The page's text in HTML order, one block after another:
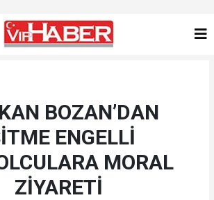
BOZAN’DAN
ENGELLİ
MORAL
ZİYARETİ